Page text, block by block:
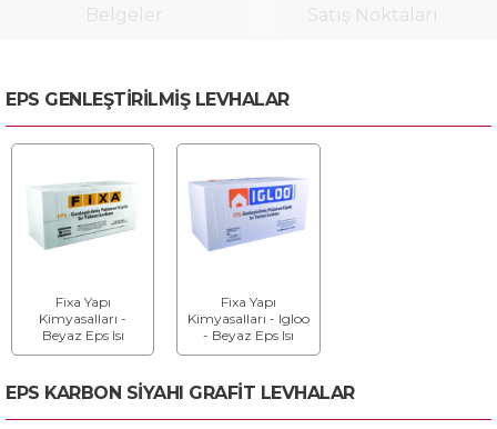
Belgeler Satış Noktaları
EPS GENLEŞTİRİLMİŞ LEVHALAR
Fixa Yapı
Kimyasalları -
Beyaz Eps Isı
Yalıtım Levhası
Fixa Yapı
Kimyasalları - Igloo
- Beyaz Eps Isı
Yalıtım Levhası
EPS KARBON SİYAHI GRAFİT LEVHALAR